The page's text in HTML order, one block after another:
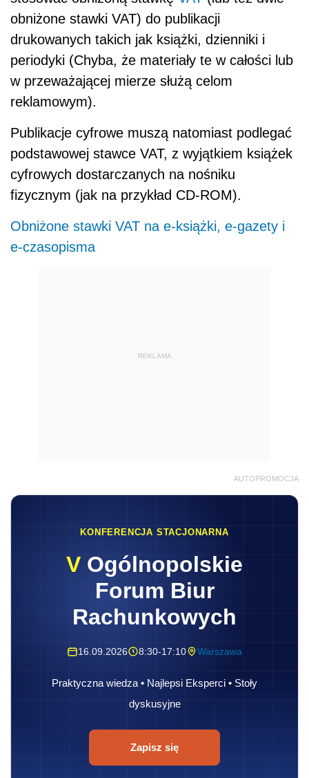
obniżone stawki VAT) do publikacji
drukowanych takich jak książki, dzienniki i
periodyki (Chyba, że materiały te w całości lub
w przeważającej mierze służą celom
reklamowym).
Publikacje cyfrowe muszą natomiast podlegać
podstawowej stawce VAT, z wyjątkiem książek
cyfrowych dostarczanych na nośniku
fizycznym (jak na przykład CD-ROM).
Obniżone stawki VAT na e-książki, e-gazety i
e-czasopisma
REKLAMA
AUTOPROMOCJA
KONFERENCJA STACJONARNA
V Ogólnopolskie
Forum Biur
Rachunkowych
16.09.2026 8:30-17:10 Warszawa
Praktyczna wiedza • Najlepsi Eksperci • Stoły
dyskusyjne
Zapisz się